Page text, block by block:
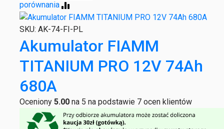
porównania
SKU: AK-74-FI-PL
Akumulator FIAMM
TITANIUM PRO 12V 74Ah
680A
Oceniony 5.00 na 5 na podstawie 7 ocen klientów